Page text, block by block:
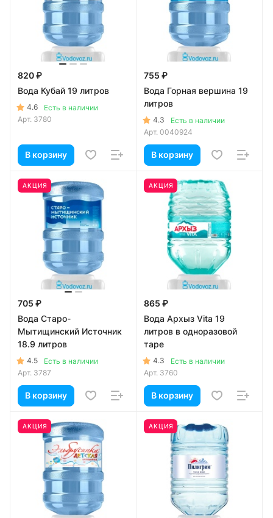
820 ₽
Вода Кубай 19 литров
4.6
Есть в наличии
Арт. 3780
В корзину
755 ₽
Вода Горная вершина 19
литров
4.3
Есть в наличии
Арт. 0040924
В корзину
АКЦИЯ
705 ₽
Вода Старо-
Мытищинский Источник
18.9 литров
4.5
Есть в наличии
Арт. 3787
В корзину
АКЦИЯ
865 ₽
Вода Архыз Vita 19
литров в одноразовой
таре
4.3
Есть в наличии
Арт. 3760
В корзину
АКЦИЯ АКЦИЯ